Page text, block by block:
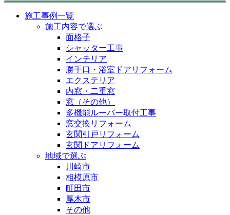
施工事例一覧
施工内容で選ぶ
面格子
シャッター工事
インテリア
勝手口・浴室ドアリフォーム
エクステリア
内窓・二重窓
窓（その他）
多機能ルーバー取付工事
窓交換リフォーム
玄関引戸リフォーム
玄関ドアリフォーム
地域で選ぶ
川崎市
相模原市
町田市
厚木市
その他